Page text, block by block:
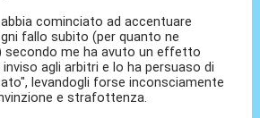
cominciato ad accentuare
fallo subito (per quanto ne
secondo me ha avuto un effetto
agli arbitri e lo ha persuaso di
levandogli forse inconsciamente
e strafottenza.